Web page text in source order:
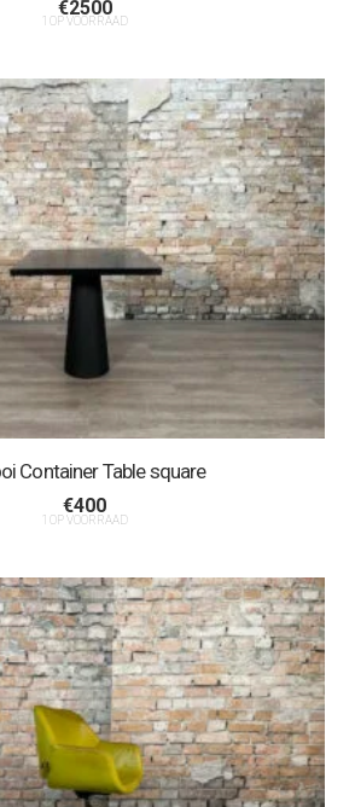
€2500
1 OP VOORRAAD
Container Table square
€400
1 OP VOORRAAD